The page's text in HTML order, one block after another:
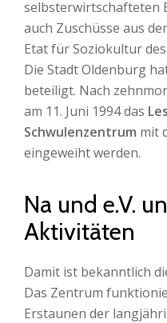
selbsterwirtschafteten
auch Zuschüsse aus
Etat für Soziokultur
Die Stadt Oldenburg
beteiligt. Nach
am 11. Juni 1994 das
Schwulenzentrum mit
eingeweiht werden.
Na und e.V.
Aktivitäten
Damit ist bekanntlich
Das Zentrum
Erstaunen der